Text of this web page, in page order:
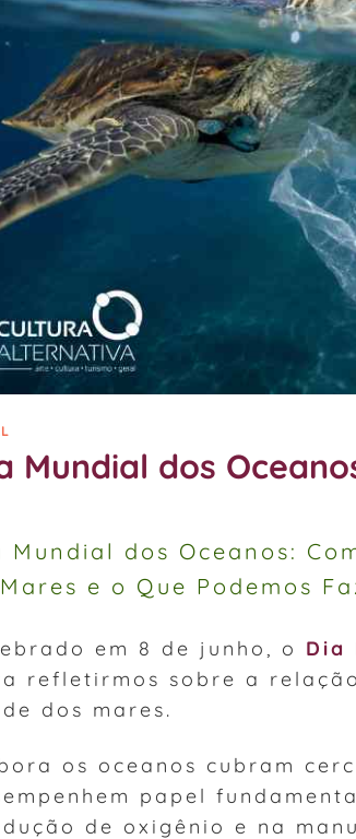
Mundial dos
Mundial dos Oceanos:
e o Que Podemos
em 8 de junho, o Dia
refletirmos sobre a
dos mares.
os oceanos cubram
papel
de oxigênio e na